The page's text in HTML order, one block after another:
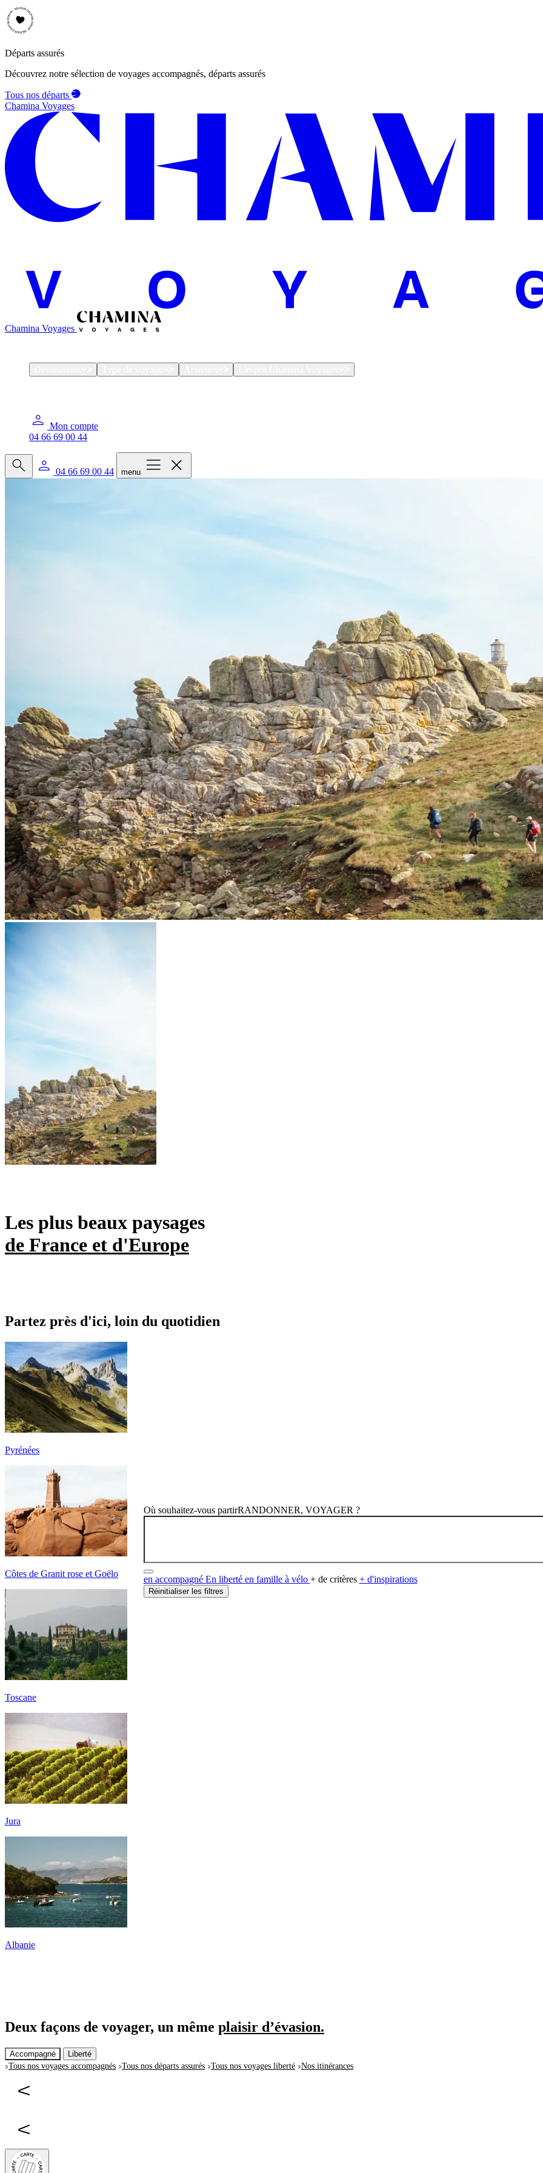
Départs assurés
Découvrez notre sélection de voyages accompagnés, départs assurés
Tous nos départs
Chamina Voyages
Chamina Voyages
Mon compte
04 66 69 00 44
04 66 69 00 44 menu
Les plus beaux paysages
de France et d'Europe
Où souhaitez-vous partirRANDONNER, VOYAGER ?
en accompagné En liberté en famille à vélo + de critères + d'inspirations
Réinitialiser les filtres
Partez près d'ici, loin du quotidien
Pyrénées
Côtes de Granit rose et Goëlo
Toscane
Jura
Albanie
Deux façons de voyager, un même plaisir d’évasion.
Accompagné
Liberté
Tous nos voyages accompagnés
Tous nos départs assurés Tous nos voyages liberté Nos itinérances